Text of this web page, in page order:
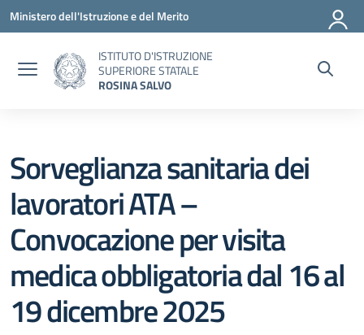
Vai ai contenuti
Vai al menu di navigazione
Vai al footer
Ministero dell'Istruzione e del Merito
ISTITUTO D'ISTRUZIONE
SUPERIORE STATALE
ROSINA SALVO
Sorveglianza sanitaria dei
lavoratori ATA –
Convocazione per visita
medica obbligatoria dal 16 al
19 dicembre 2025